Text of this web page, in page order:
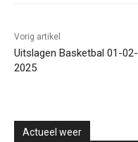
Vorig artikel
Uitslagen Basketbal 01-02-
2025
Actueel weer